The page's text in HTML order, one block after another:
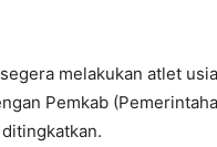
melakukan atlet
Pemkab